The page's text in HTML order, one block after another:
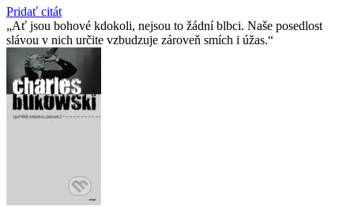
Pridať citát
Ať jsou bohové kdokoli, nejsou to žádní blbci. Naše posedlost
slávou v nich určite vzbudzuje zároveň smích i úžas.